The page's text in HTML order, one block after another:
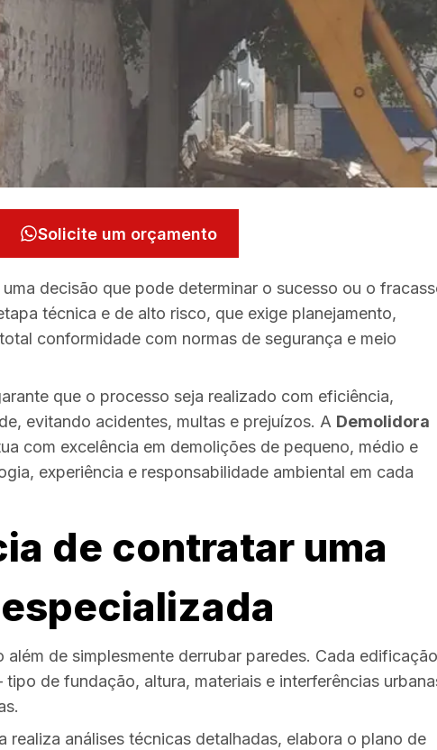
Solicite um orçamento
uma decisão que pode determinar o sucesso ou o
técnica e de alto risco, que exige planejamento,
conformidade com normas de segurança e meio
que o processo seja realizado com eficiência,
evitando acidentes, multas e prejuízos. A Demolidora
com excelência em demolições de pequeno, médio e
experiência e responsabilidade ambiental em cada
de contratar uma
além de simplesmente derrubar paredes. Cada edificação
de fundação, altura, materiais e interferências
realiza análises técnicas detalhadas, elabora o plano de